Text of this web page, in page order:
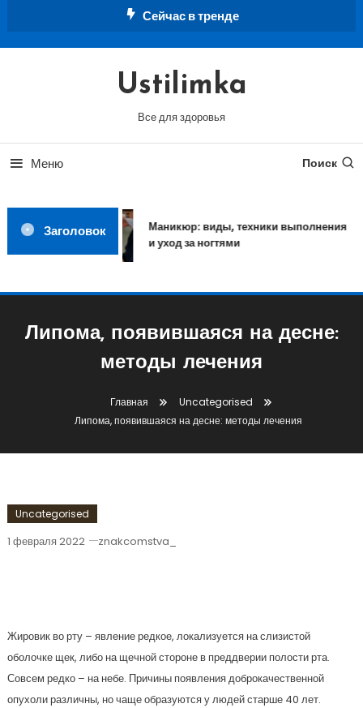
Сейчас в тренде
Ustilimka
Все для здоровья
Меню Поиск
Заголовок
Маникюр: виды, техники выполнения
и уход за ногтями
Липома, появившаяся на десне:
методы лечения
Главная
Uncategorised
Липома, появившаяся на десне: методы лечения
Uncategorised
1 февраля 2022 znakcomstva_
Жировик во рту – явление редкое, локализуется на слизистой
оболочке щек, либо на щечной стороне в преддверии полости рта.
Совсем редко – на небе. Причины появления доброкачественной
опухоли различны, но чаще образуются у людей старше 40 лет.